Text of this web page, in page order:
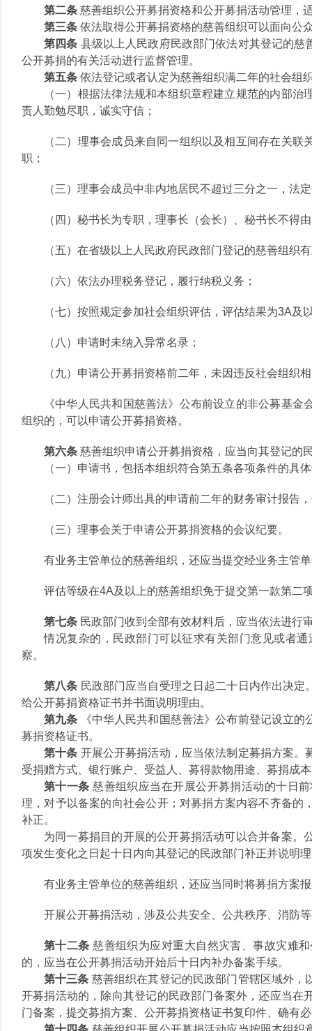
第二条 慈善组织公开募捐资格和公开募捐活动管理，
第三条 依法取得公开募捐资格的慈善组织可以面向公
第四条 县级以上人民政府民政部门依法对其登记的
公开募捐的有关活动进行监督管理。
第五条 依法登记或者认定为慈善组织满二年的社会组
（一）根据法律法规和本组织章程建立规范的内部
责人勤勉尽职，诚实守信；
（二）理事会成员来自同一组织以及相互间存在关
职；
（三）理事会成员中非内地居民不超过三分之一，法
（四）秘书长为专职，理事长（会长）、秘书长不得
（五）在省级以上人民政府民政部门登记的慈善组织
（六）依法办理税务登记，履行纳税义务；
（七）按照规定参加社会组织评估，评估结果为3A及
（八）申请时未纳入异常名录；
（九）申请公开募捐资格前二年，未因违反社会组织
《中华人民共和国慈善法》公布前设立的非公募基
组织的，可以申请公开募捐资格。
第六条 慈善组织申请公开募捐资格，应当向其登记的
（一）申请书，包括本组织符合第五条各项条件的具
（二）注册会计师出具的申请前二年的财务审计报告
（三）理事会关于申请公开募捐资格的会议纪要。
有业务主管单位的慈善组织，还应当提交经业务主管
评估等级在4A及以上的慈善组织免于提交第一款第二
第七条 民政部门收到全部有效材料后，应当依法进行
情况复杂的，民政部门可以征求有关部门意见或者
察。
第八条 民政部门应当自受理之日起二十日内作出决
给公开募捐资格证书并书面说明理由。
第九条 《中华人民共和国慈善法》公布前登记设立
募捐资格证书。
第十条 开展公开募捐活动，应当依法制定募捐方案
受捐赠方式、银行账户、受益人、募得款物用途、募捐成
第十一条 慈善组织应当在开展公开募捐活动的十日
理，对予以备案的向社会公开；对募捐方案内容不齐备
补正。
为同一募捐目的开展的公开募捐活动可以合并备案
项发生变化之日起十日内向其登记的民政部门补正并说明
有业务主管单位的慈善组织，还应当同时将募捐方案
开展公开募捐活动，涉及公共安全、公共秩序、消防
第十二条 慈善组织为应对重大自然灾害、事故灾难
的，应当在公开募捐活动开始后十日内补办备案手续。
第十三条 慈善组织在其登记的民政部门管辖区域外
开募捐活动的，除向其登记的民政部门备案外，还应当
门备案，提交募捐方案、公开募捐资格证书复印件、确有